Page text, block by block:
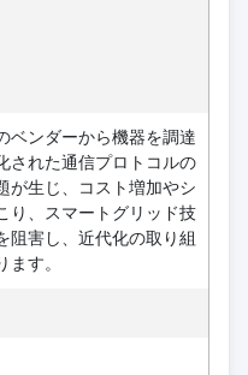
ベンダーから機器を調達
された通信プロトコルの
が生じ、コスト増加やシ
り、スマートグリッド技
阻害し、近代化の取り組
す。